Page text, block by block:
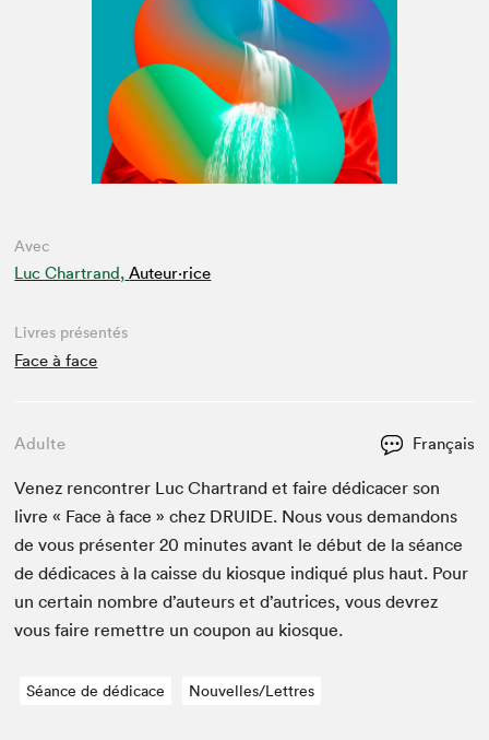
Avec
Luc Chartrand, Auteur·rice
Livres présentés
Face à face
Adulte Français
Venez ren­con­tr­er Luc Char­trand et faire dédi­cac­er son
livre « Face à face » chez DRUIDE. Nous vous deman­dons
de vous présen­ter20 min­utes avant le début de la séance
de dédi­caces à la caisse du kiosque indiqué plus haut. Pour
un cer­tain nom­bre d’auteurs et d’autrices, vous devrez
vous faire remet­tre un coupon au kiosque.
Séance de dédicace Nouvelles/Lettres